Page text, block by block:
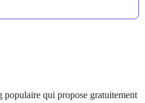
populaire qui propose gratuitement